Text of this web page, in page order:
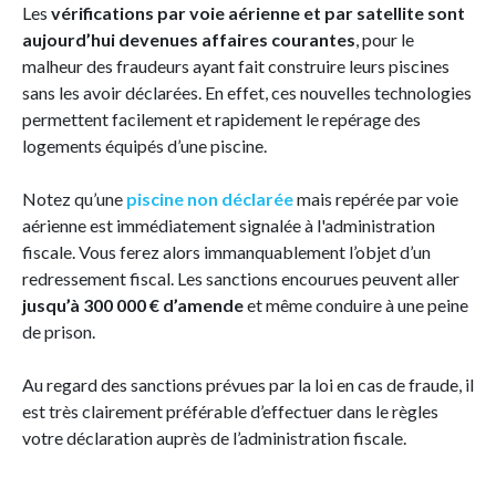
Les vérifications par voie aérienne et par satellite sont
aujourd’hui devenues affaires courantes , pour le
malheur des fraudeurs ayant fait construire leurs piscines
sans les avoir déclarées. En effet, ces nouvelles technologies
permettent facilement et rapidement le repérage des
logements équipés d’une piscine.
Notez qu’une piscine non déclaréemais repérée par voie
aérienne est immédiatement signalée à l'administration
fiscale. Vous ferez alors immanquablement l’objet d’un
redressement fiscal. Les sanctions encourues peuvent aller
jusqu’à 300 000 € d’amendeet même conduire à une peine
de prison.
Au regard des sanctions prévues par la loi en cas de fraude, il
est très clairement préférable d’effectuer dans le règles
votre déclaration auprès de l’administration fiscale.